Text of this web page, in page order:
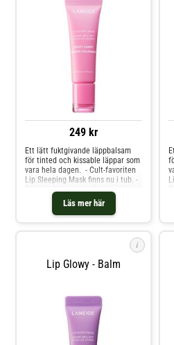
249 kr
Läs mer här
Ett lätt fuktgivande läppbalsam
för tinted och kissable läppar som
vara hela dagen. - Cult-favoriten
Lip Sleeping Mask finns nu i tub. -
med den överallt. - Innehåller
murumuru och sheasmör. - Ger
fukt och håller hela dagen.Vegan :
i
Lip Glowy - Balm